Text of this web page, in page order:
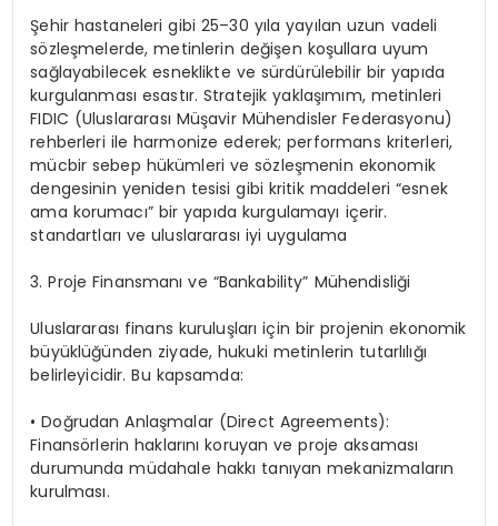
Şehir hastaneleri gibi 25–30 yıla yayılan uzun vadeli
sözleşmelerde, metinlerin değişen koşullara uyum
sağlayabilecek esneklikte ve sürdürülebilir bir yapıda
kurgulanması esastır. Stratejik yaklaşımım, metinleri
FIDIC (Uluslararası Müşavir Mühendisler Federasyonu)
rehberleri ile harmonize ederek; performans kriterleri,
mücbir sebep hükümleri ve sözleşmenin ekonomik
dengesinin yeniden tesisi gibi kritik maddeleri “esnek
ama korumacı” bir yapıda kurgulamayı içerir.
standartları ve uluslararası iyi uygulama
3. Proje Finansmanı ve “Bankability” Mühendisliği
Uluslararası finans kuruluşları için bir projenin ekonomik
büyüklüğünden ziyade, hukuki metinlerin tutarlılığı
belirleyicidir. Bu kapsamda:
•Doğrudan Anlaşmalar (Direct Agreements):
Finansörlerin haklarını koruyan ve proje aksaması
durumunda müdahale hakkı tanıyan mekanizmaların
kurulması.